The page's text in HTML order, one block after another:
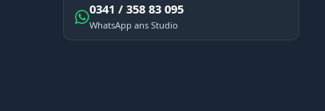
0341 / 358 83 095
WhatsApp ans Studio